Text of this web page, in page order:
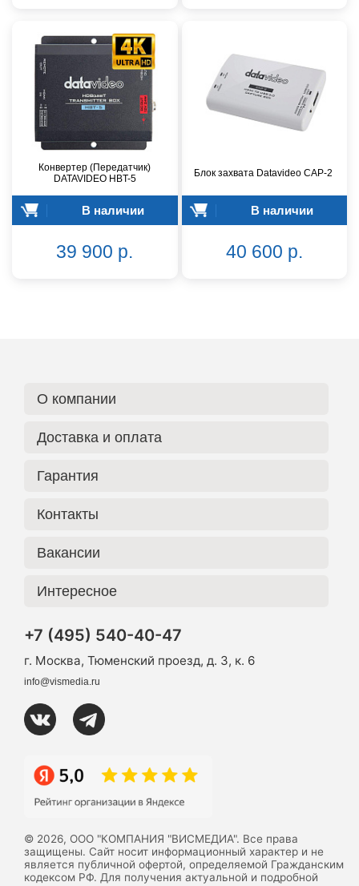
Конвертер (Передатчик)
DATAVIDEO HBT-5
В наличии
39 900 р.
Блок захвата Datavideo CAP-2
В наличии
40 600 р.
О компании
Доставка и оплата
Гарантия
Контакты
Вакансии
Интересное
+7 (495) 540-40-47
г. Москва, Тюменский проезд, д. 3, к. 6
info@vismedia.ru
© 2026, ООО "КОМПАНИЯ "ВИСМЕДИА". Все права
защищены. Сайт носит информационный характер и не
является публичной офертой, определяемой Гражданским
кодексом РФ. Для получения актуальной и подробной